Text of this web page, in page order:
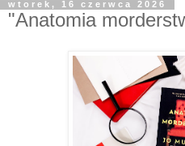
wtorek, 16 czerwca 2026
"Anatomia